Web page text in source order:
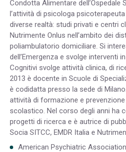
Condotta Alimentare dell’Ospedale
l’attività di psicologa
diverse realtà: studi privati e centri
Nutrimente Onlus nell’ambito dei
poliambulatorio domiciliare. Si
dell’Emergenza e svolge interventi
Cognitivi svolge attività clinica, di
2013 è docente in Scuole di
è codidatta presso la sede di
attività di formazione e
scolastico. Nel corso degli anni ha
progetti di ricerca e è autrice di
Socia SITCC, EMDR Italia e
American Psychiatric